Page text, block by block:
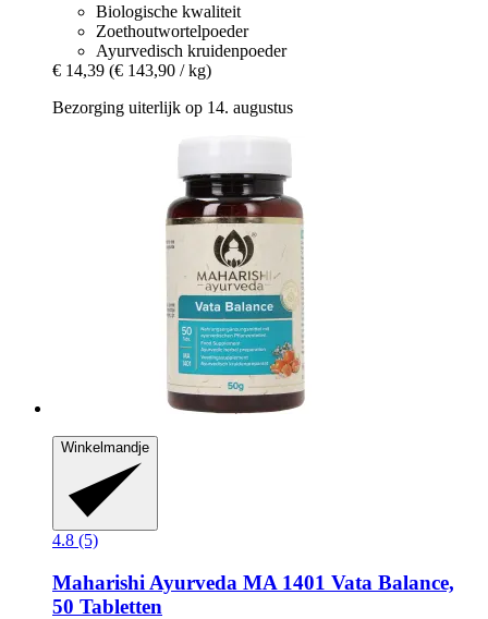
Biologische kwaliteit
Zoethoutwortelpoeder
Ayurvedisch kruidenpoeder
€ 14,39 (€ 143,90 / kg)
Bezorging uiterlijk op 14. augustus
Winkelmandje
4.8 (5)
Maharishi Ayurveda MA 1401 Vata Balance,
50 Tabletten